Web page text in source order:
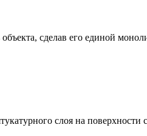
сделав его единой
слоя на поверхности